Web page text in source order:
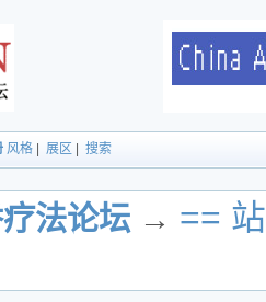
风格 展区 搜索
法论坛 → ==